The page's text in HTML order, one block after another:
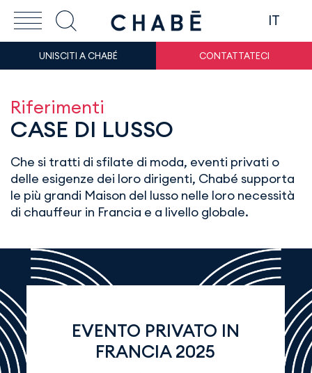
IT
UNISCITI A CHABÉ CONTATTATECI
Riferimenti
CASE DI LUSSO
Che si tratti di sfilate di moda, eventi privati o
delle esigenze dei loro dirigenti, Chabé supporta
le più grandi Maison del lusso nelle loro necessità
di chauffeur in Francia e a livello globale.
EVENTO PRIVATO IN
FRANCIA 2025